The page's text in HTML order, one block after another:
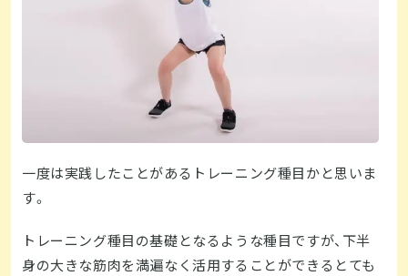
一度は実践したことがあるトレーニング種目かと思いま
す。
トレーニング種目の基礎となるような種目ですが、下半
身の大きな筋肉を満遍なく活用することができるとても